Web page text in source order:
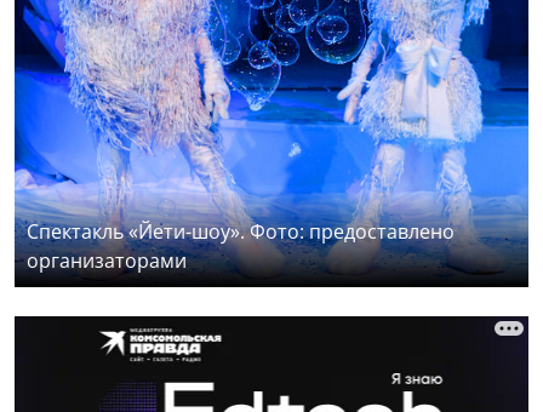
Спектакль «Йети-шоу». Фото: предоставлено
организаторами